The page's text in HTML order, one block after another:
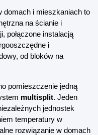
domach i mieszkaniach to
na ścianie i
połączone instalacją
i
od bloków na
pomieszczenie jedną
multisplit. Jeden
jednostek
temperatury w
rozwiązanie w domach